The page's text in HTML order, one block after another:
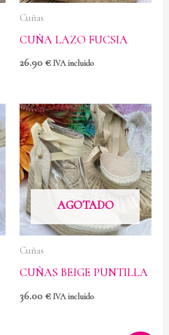
Cuñas
CUÑA LAZO FUCSIA
26.90 € IVA incluido
AGOTADO
Cuñas
CUÑAS BEIGE PUNTILLA
36.00 € IVA incluido